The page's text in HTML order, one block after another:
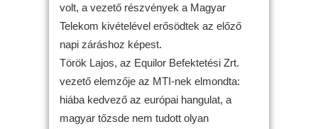
volt, a vezető részvények a Magyar
Telekom kivételével erősödtek az előző
napi záráshoz képest.
Török Lajos, az Equilor Befektetési Zrt.
vezető elemzője az MTI-nek elmondta:
hiába kedvező az európai hangulat, a
magyar tőzsde nem tudott olyan